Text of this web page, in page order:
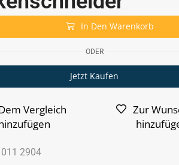
In Den Warenkorb
ODER
Jetzt Kaufen
Vergleich
Zur
2904